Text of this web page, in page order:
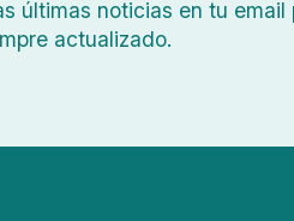
últimas noticias en tu email
actualizado.